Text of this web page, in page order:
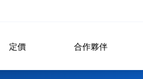
定價 合作夥伴